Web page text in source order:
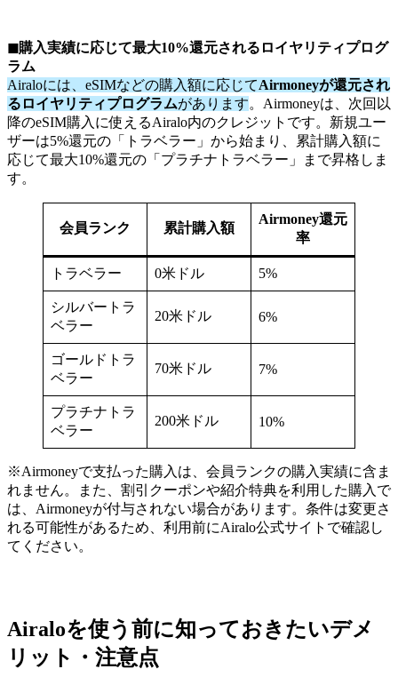
◼︎購入実績に応じて最大10%還元されるロイヤリティプログ
ラム
Airaloには、eSIMなどの購入額に応じてAirmoneyが還元され
るロイヤリティプログラムがあります。Airmoneyは、次回以
降のeSIM購入に使えるAiralo内のクレジットです。新規ユー
ザーは5%還元の「トラベラー」から始まり、累計購入額に
応じて最大10%還元の「プラチナトラベラー」まで昇格しま
す。
会員ランク 累計購入額
Airmoney還元
率
トラベラー 0米ドル 5%
シルバートラ
ベラー
20米ドル 6%
ゴールドトラ
ベラー
70米ドル 7%
プラチナトラ
ベラー
200米ドル 10%
※Airmoneyで支払った購入は、会員ランクの購入実績に含ま
れません。また、割引クーポンや紹介特典を利用した購入で
は、Airmoneyが付与されない場合があります。条件は変更さ
れる可能性があるため、利用前にAiralo公式サイトで確認し
てください。
Airaloを使う前に知っておきたいデメ
リット・注意点